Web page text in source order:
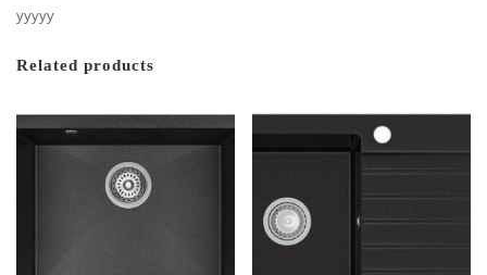
yyyyy
Related products